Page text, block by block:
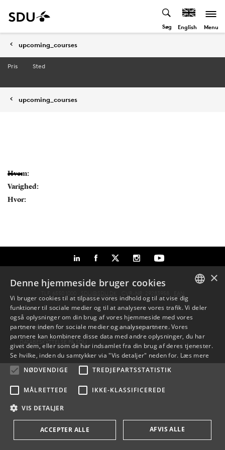
Søg English Menu
upcoming_courses
Pris Sted
upcoming_courses
Hvem:
Varighed:
Hvor:
SDU VEJVISER
JOB OG KARRIERE PÅ SDU
DATABESKYTTELSE PÅ SDU
DANISH
DANISH
×
Denne hjemmeside bruger cookies
Vi bruger cookies til at tilpasse vores indhold og til at vise dig
funktioner til sociale medier og til at analysere vores trafik. Vi deler
også oplysninger om din brug af vores hjemmeside med vores
partnere inden for sociale medier og analysepartnere. Vores
partnere kan kombinere disse data med andre oplysninger, du har
givet dem, eller som de har indsamlet fra din brug af deres tjenester.
Se hvilke, inden du samtykker via "Vis detaljer" neden for. Læs mere
NØDVENDIGE
TREDJEPARTSSTATISTIK
MÅLRETTEDE IKKE-KLASSIFICEREDE
VIS DETALJER
ACCEPTER ALLE AFVIS ALLE